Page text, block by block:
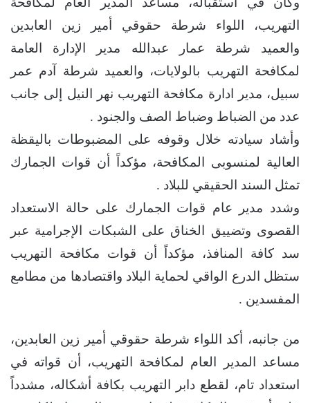
التهريب، اللواء شرطة حقوقي أمير زين العابدين
والعميد شرطة عمار عبدالله مدير الإدارة العامة
لمكافحة التهريب بالولايات، والعميد شرطة آدم عمر
سبيل، مدير ادارة مكافحة التهريب نهر النيل إلى جانب
عدد من الضباط وضباط الصف والجنود .
وأشاد سيادته ​خلال وقوفه على المضبوطات باليقظة
العالية لمنسوبى المكافحة، مؤكداً أن قوات الجمارك
تمثل السند الحقيقي للبلاد .
وشدد مدير عام قوات الجمارك على حالة الاستعداد
القصوى وتضييق الخناق على الشبكات الإجرامية عبر
سد كافة المنافذ، مؤكداً أن قوات مكافحة التهريب
ستظل الدرع الواقي لحماية البلاد واقتصادها من مطامع
المفسدين .
​من جانبه، أكد اللواء شرطة حقوقي أمير زين العابدين،
مساعد المدير العام لمكافحة التهريب، أن قواته في
استعداد تام، لقطع دابر التهريب بكافة أشكاله، مشدداً